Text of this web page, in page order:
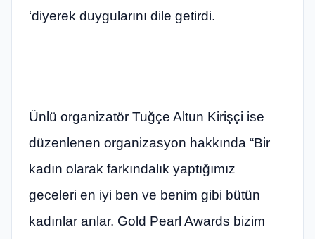
‘diyerek duygularını dile getirdi.
Ünlü organizatör Tuğçe Altun Kirişçi ise
düzenlenen organizasyon hakkında “Bir
kadın olarak farkındalık yaptığımız
geceleri en iyi ben ve benim gibi bütün
kadınlar anlar. Gold Pearl Awards bizim